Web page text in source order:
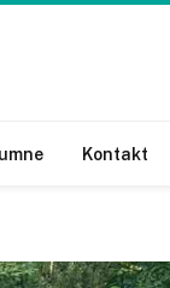
Kontakt